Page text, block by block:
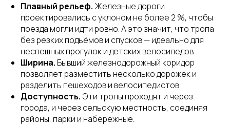
Плавный рельеф.Железные дороги
проектировались с уклоном не более 2 %, чтобы
поезда могли идти ровно. А это значит, что тропа
без резких подъёмов и спусков — идеально для
неспешных прогулок и детских велосипедов.
Ширина. Бывший железнодорожный коридор
позволяет разместить несколько дорожек и
разделить пешеходов и велосипедистов.
Доступность. Эти тропы проходят и через
города, и через сельскую местность, соединяя
районы, парки и набережные.